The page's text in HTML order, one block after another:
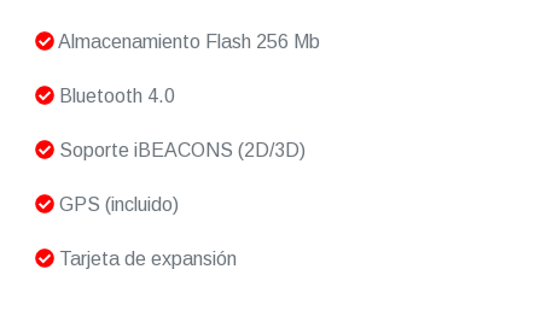
Almacenamiento Flash 256 Mb
Bluetooth 4.0
Soporte iBEACONS (2D/3D)
GPS (incluido)
Tarjeta de expansión